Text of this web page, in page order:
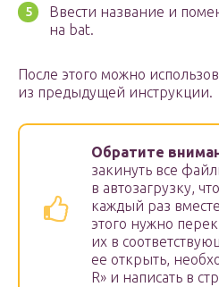
Ввести название и
на bat.
После этого можно
из предыдущей инструкции.
Обратите
закинуть все
в автозагрузку,
каждый раз
этого нужно
их в
ее открыть,
R» и написать в